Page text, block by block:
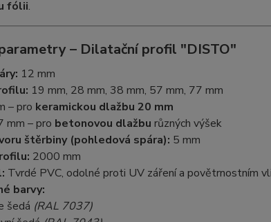
fólii.
– Dilatační profil "DISTO"
12 mm
19 mm, 28 mm, 38 mm, 57 mm, 77 mm
– pro keramickou dlažbu 20 mm
mm – pro betonovou dlažbu různých výšek
štěrbiny (pohledová spára): 5 mm
2000 mm
Tvrdé PVC, odolné proti UV záření a povětrnostním
barvy:
šedá (RAL 7037)